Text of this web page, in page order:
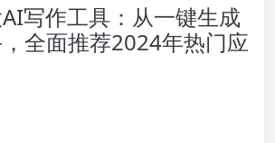
写作工具：从一键生成
全面推荐2024年热门应